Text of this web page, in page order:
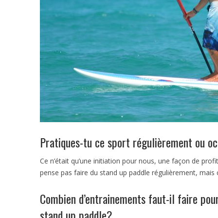
Pratiques-tu ce sport régulièrement ou
Ce n’était qu’une initiation pour nous, une façon de
pense pas faire du stand up paddle régulièrement, mais
Combien d’entrainements faut-il faire